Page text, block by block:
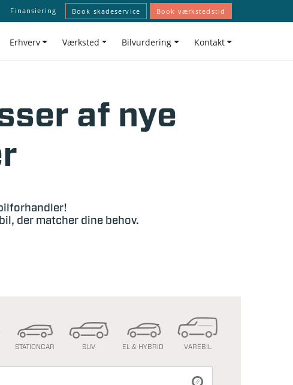
Finansiering Book skadeservice Book værkstedstid
Erhverv Værksted Bilvurdering Kontakt
af nye
der matcher dine behov.
STATIONCAR SUV EL & HYBRID VAREBIL